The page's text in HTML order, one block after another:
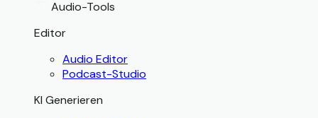
Audio-Tools
Editor
Audio Editor
Podcast-Studio
KI Generieren